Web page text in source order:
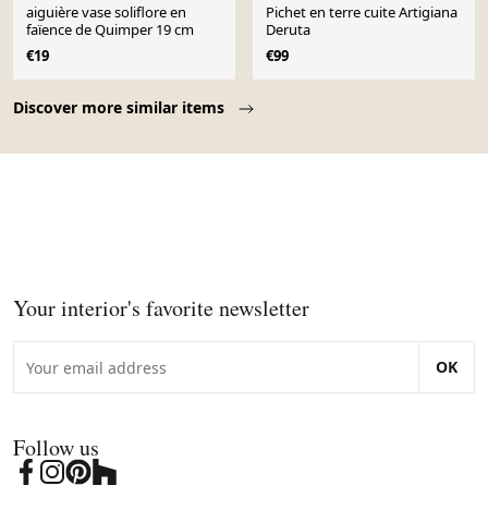
Discover more similar items
aiguière vase soliflore en
faïence de Quimper 19 cm
€19
Pichet en terre cuite Artigiana
Deruta
€99
Your interior's favorite newsletter
OK
Follow us